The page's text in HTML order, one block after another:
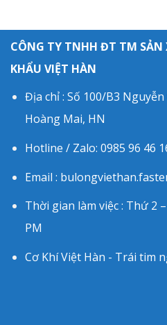
CÔNG TY TNHH ĐT TM SẢN
KHẨU VIỆT HÀN
Địa chỉ : Số 100/B3
Hoàng Mai, HN
Hotline / Zalo: 0985 96 46
Email :
Thời gian làm việc : Thứ 2
PM
Cơ Khí Việt Hàn - Trái tim